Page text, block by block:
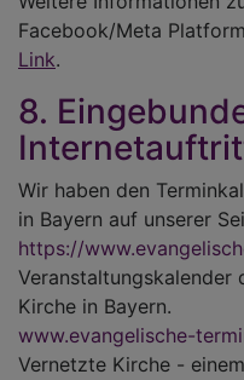
Facebook/Meta
Link.
8.
Wir haben den
in Bayern auf unserer
https://
Veranstaltungskalender
Kirche in Bayern.
www.evangelische-
Vernetzte Kirche -